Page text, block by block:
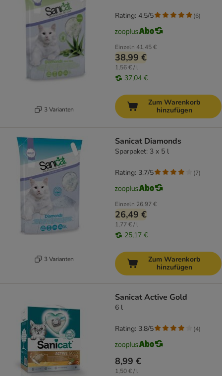
3 Varianten
Einzeln 41,45 €
38,99 €
1,56 € / l
37,04 €
Rating: 4.5/5 (6)
Zum Warenkorb
hinzufügen
3 Varianten
Sanicat Diamonds
Sparpaket: 3 x 5 l
Einzeln 26,97 €
26,49 €
1,77 € / l
25,17 €
Rating: 3.7/5 (7)
Zum Warenkorb
hinzufügen
Sanicat Active Gold
6 l
8,99 €
1,50 € / l
Rating: 3.8/5 (4)